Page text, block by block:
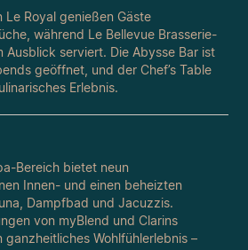
Royal genießen Gäste
während Le Bellevue Brasserie-
Ausblick serviert. Die Abysse Bar ist
geöffnet, und der Chef’s Table
Erlebnis.
Bereich bietet neun
Innen- und einen beheizten
Dampfbad und Jacuzzis.
von myBlend und Clarins
ganzheitliches Wohlfühlerlebnis –